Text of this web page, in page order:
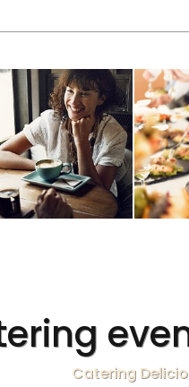
Catering